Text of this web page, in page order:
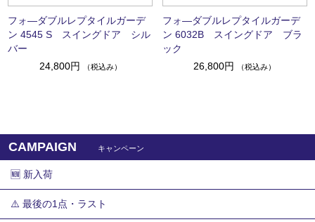
フォ―ダブルレプタイルガーデ
ン 4545 S スイングドア シル
バー
24,800円
（税込み）
フォ―ダブルレプタイルガーデ
ン 6032B スイングドア ブラ
ック
26,800円
（税込み）
CAMPAIGN キャンペーン
🆕 新入荷
⚠️ 最後の1点・ラスト